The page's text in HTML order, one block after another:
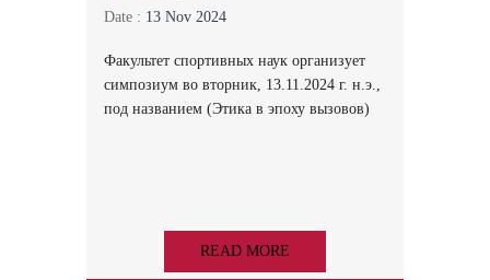
Date : 13 Nov 2024
Факультет спортивных наук организует
симпозиум во вторник, 13.11.2024 г. н.э.,
под названием (Этика в эпоху вызовов)
READ MORE